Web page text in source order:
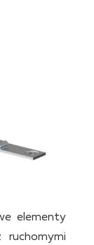
elementy
ruchomymi